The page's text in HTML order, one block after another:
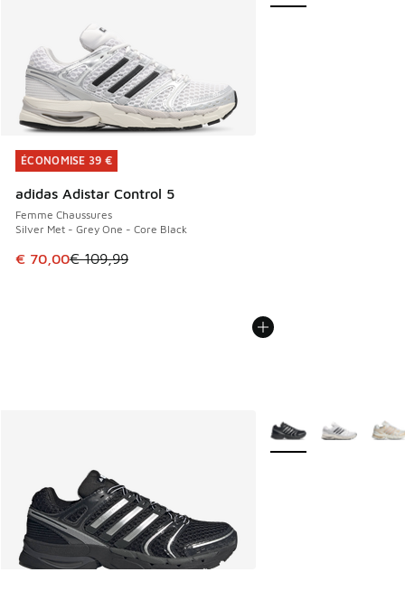
ÉCONOMISE 39 €
adidas Adistar Control 5
Femme Chaussures
Silver Met - Grey One - Core Black
Cet article est en promotion. Prix en baisse de € 109,99 à
€ 70,00€ 109,99
ÉCONOMISE 39 €
Plus de couleurs